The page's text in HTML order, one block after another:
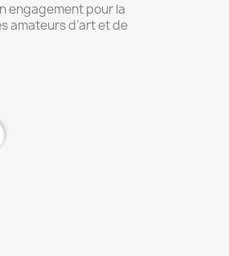
engagement pour la
amateurs d’art et de